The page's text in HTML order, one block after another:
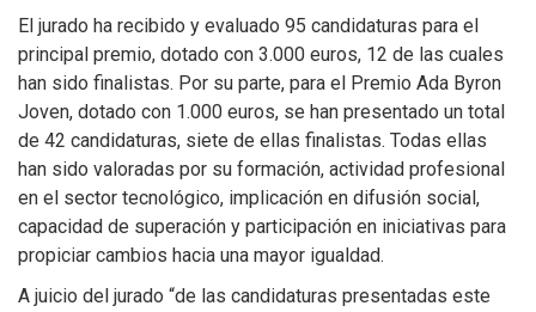
El jurado ha recibido y evaluado 95 candidaturas para el
principal premio, dotado con 3.000 euros, 12 de las cuales
han sido finalistas. Por su parte, para el Premio Ada Byron
Joven, dotado con 1.000 euros, se han presentado un total
de 42 candidaturas, siete de ellas finalistas. Todas ellas
han sido valoradas por su formación, actividad profesional
en el sector tecnológico, implicación en difusión social,
capacidad de superación y participación en iniciativas para
propiciar cambios hacia una mayor igualdad.
A juicio del jurado “de las candidaturas presentadas este